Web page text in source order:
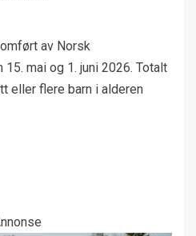
av Norsk
mai og 1. juni 2026. Totalt
eller flere barn i alderen